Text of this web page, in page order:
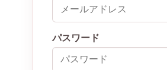
パスワード